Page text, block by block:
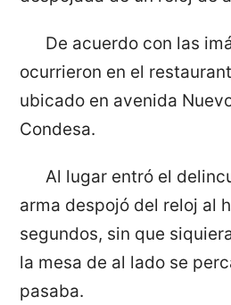
De acuerdo con las
ocurrieron en el
ubicado en avenida
Condesa.
Al lugar entró el
arma despojó del reloj al
segundos, sin que
la mesa de al lado se
pasaba.